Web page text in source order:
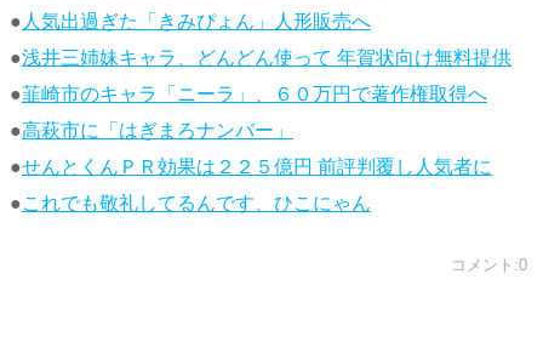
● 人気出過ぎた「きみぴょん」人形販売へ
●浅井三姉妹キャラ、どんどん使って 年賀状向け無料提供
●韮崎市のキャラ「ニーラ」、６０万円で著作権取得へ
●高萩市に「はぎまろナンバー」
●せんとくんＰＲ効果は２２５億円 前評判覆し人気者に
●これでも敬礼してるんです、ひこにゃん
コメント:0